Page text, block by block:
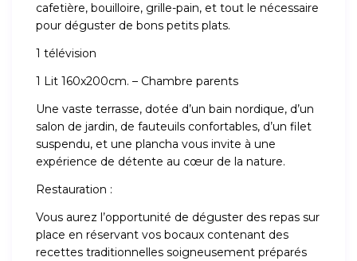
cafetière, bouilloire, grille-pain, et tout le nécessaire
pour déguster de bons petits plats.
1 télévision
1 Lit 160x200cm. – Chambre parents
Une vaste terrasse, dotée d’un bain nordique, d’un
salon de jardin, de fauteuils confortables, d’un filet
suspendu, et une plancha vous invite à une
expérience de détente au cœur de la nature.
Restauration :
Vous aurez l’opportunité de déguster des repas sur
place en réservant vos bocaux contenant des
recettes traditionnelles soigneusement préparés